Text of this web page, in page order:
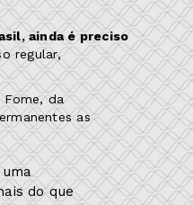
ainda é preciso
regular,
da
as
do que